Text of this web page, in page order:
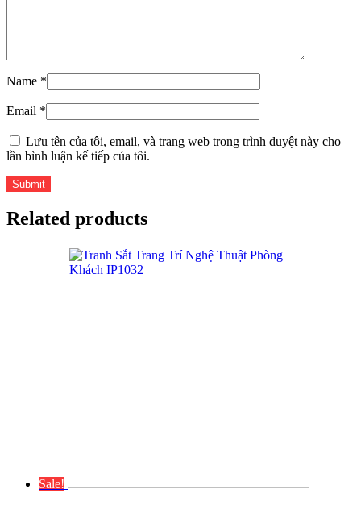
Name *
Email *
Lưu tên của tôi, email, và trang web trong trình duyệt này cho
lần bình luận kế tiếp của tôi.
Related products
Sale!